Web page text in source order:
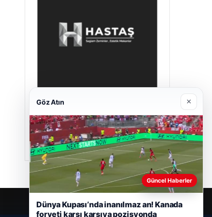
Hastaş Beton
26/05/2026
Göz Atın ×
Güncel Haberler
Dünya Kupası’nda inanılmaz an! Kanada
forveti karşı karşıya pozisyonda